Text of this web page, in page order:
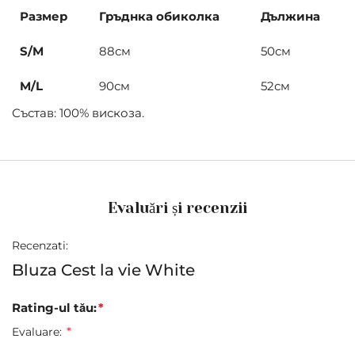
Размер Гръднка обиколка Дължина
S/M 88см 50см
M/L 90см
52см
Състав: 100% вискоза.
Evaluări și recenzii
Recenzati:
Bluza Cest la vie White
Rating-ul tău:
Evaluare: